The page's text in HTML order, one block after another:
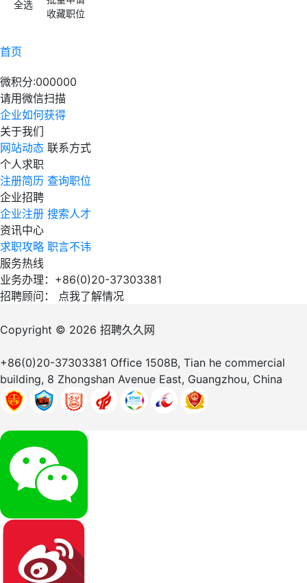
全选
收藏职位
首页
微积分:000000
请用微信扫描
企业如何获得
关于我们
网站动态 联系方式
个人求职
注册简历 查询职位
企业招聘
企业注册 搜索人才
资讯中心
求职攻略 职言不讳
服务热线
业务办理：+86(0)20-37303381
招聘顾问： 点我了解情况
Copyright © 2026 招聘久久网
+86(0)20-37303381 Office 1508B, Tian he commercial
building, 8 Zhongshan Avenue East, Guangzhou, China